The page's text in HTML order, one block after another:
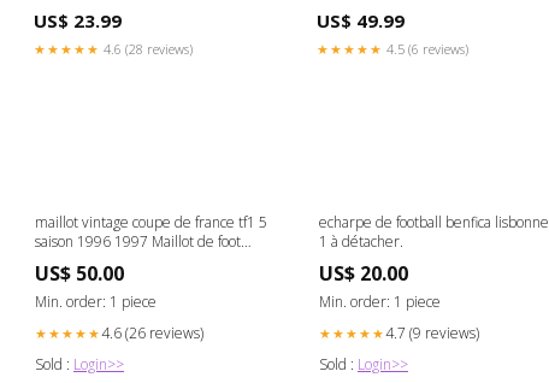
US$ 23.99
★★★★★ 4.6 (28 reviews)
US$ 49.99
★★★★★ 4.5 (6 reviews)
maillot vintage coupe de france tf1 5
saison 1996 1997 Maillot de foot
n°16 RICHERT
US$ 50.00
Min. order: 1 piece
★★★★★4.6 (26 reviews)
Sold : Login>>
echarpe de football benfica lisbonne
1 à détacher.
US$ 20.00
Min. order: 1 piece
★★★★★4.7 (9 reviews)
Sold : Login>>